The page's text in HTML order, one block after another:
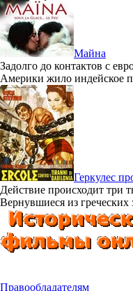
Майна
Задолго до контактов с
Америки жило индейское
Геркулес
Действие происходит три
Вернувшиеся из
Правообладателям